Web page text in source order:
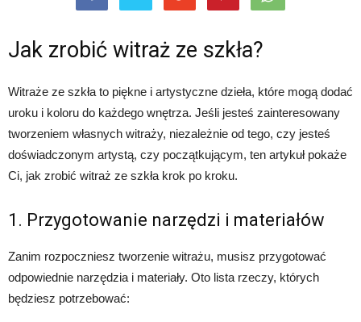
Jak zrobić witraż ze szkła?
Witraże ze szkła to piękne i artystyczne dzieła, które mogą dodać
uroku i koloru do każdego wnętrza. Jeśli jesteś zainteresowany
tworzeniem własnych witraży, niezależnie od tego, czy jesteś
doświadczonym artystą, czy początkującym, ten artykuł pokaże
Ci, jak zrobić witraż ze szkła krok po kroku.
1. Przygotowanie narzędzi i materiałów
Zanim rozpoczniesz tworzenie witrażu, musisz przygotować
odpowiednie narzędzia i materiały. Oto lista rzeczy, których
będziesz potrzebować: